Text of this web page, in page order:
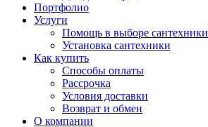
Портфолио
Услуги
Помощь в выборе сантехники
Установка сантехники
Как купить
Способы оплаты
Рассрочка
Условия доставки
Возврат и обмен
О компании